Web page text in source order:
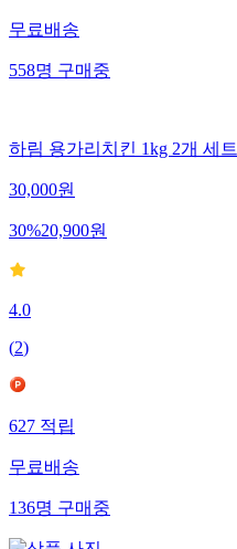
무료배송
558명 구매중
하림 용가리치킨 1kg 2개 세트
30,000원
30%20,900원
4.0
(2)
627 적립
무료배송
136명 구매중